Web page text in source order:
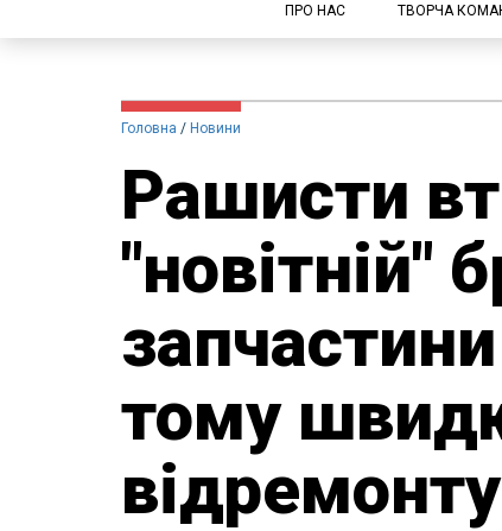
ПРО НАС ТВОРЧА
Головна Новини
Рашисти
"новітній"
тому